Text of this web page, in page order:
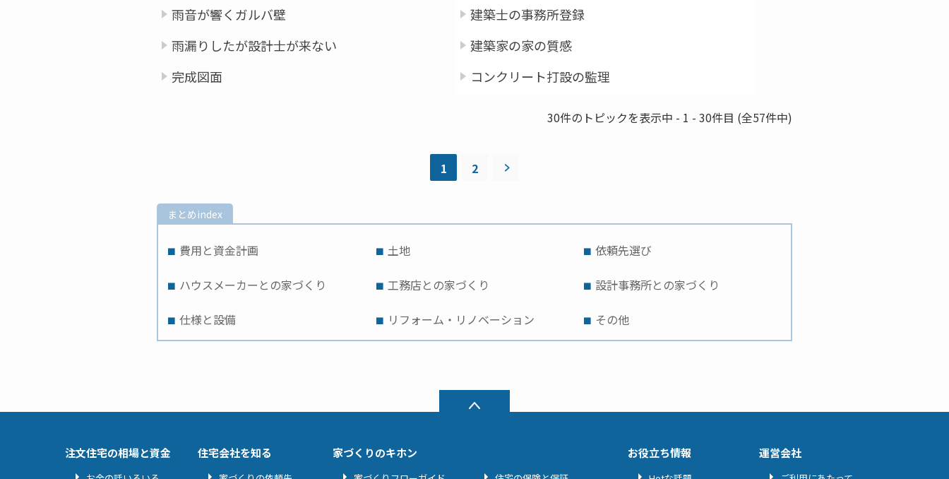
雨音が響くガルバ壁
建築士の事務所登録
雨漏りしたが設計士が来ない
建築家の家の質感
完成図面
コンクリート打設の監理
30件のトピックを表示中 - 1 - 30件目 (全57件中)
1 2
まとめindex
費用と資金計画 土地 依頼先選び
ハウスメーカーとの家づくり 工務店との家づくり 設計事務所との家づくり
仕様と設備 リフォーム・リノベーション その他
注文住宅の相場と資金 住宅会社を知る 家づくりのキホン お役立ち情報 運営会社